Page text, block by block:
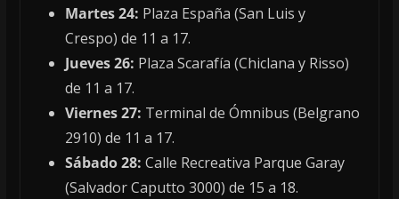
Martes 24: Plaza España (San Luis y
Crespo) de 11 a 17.
Jueves 26: Plaza Scarafía (Chiclana y Risso)
de 11 a 17.
Viernes 27: Terminal de Ómnibus (Belgrano
2910) de 11 a 17.
Sábado 28: Calle Recreativa Parque Garay
(Salvador Caputto 3000) de 15 a 18.